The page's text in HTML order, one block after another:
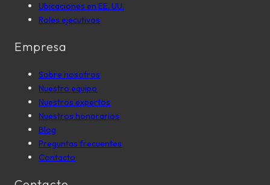
Ubicaciones en EE. UU.
Roles ejecutivos
Empresa
Sobre nosotros
Nuestro equipo
Nuestros expertos
Nuestros honorarios
Blog
Preguntas frecuentes
Contacto